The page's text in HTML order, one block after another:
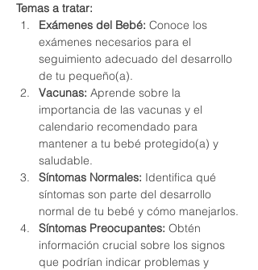
Temas a tratar:
Exámenes del Bebé: Conoce los
exámenes necesarios para el
seguimiento adecuado del desarrollo
de tu pequeño(a).
Vacunas: Aprende sobre la
importancia de las vacunas y el
calendario recomendado para
mantener a tu bebé protegido(a) y
saludable.
Síntomas Normales: Identifica qué
síntomas son parte del desarrollo
normal de tu bebé y cómo manejarlos.
Síntomas Preocupantes: Obtén
información crucial sobre los signos
que podrían indicar problemas y